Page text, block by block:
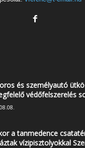
és személyautó
védőfelszerelés
a tanmedence
vízipisztolyokkal